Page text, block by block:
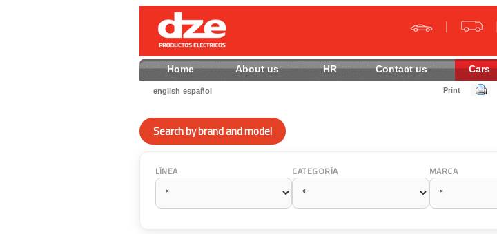
Home About us HR Contact us Cars
english español Print
Search by brand and model
LÍNEA CATEGORÍA MARCA